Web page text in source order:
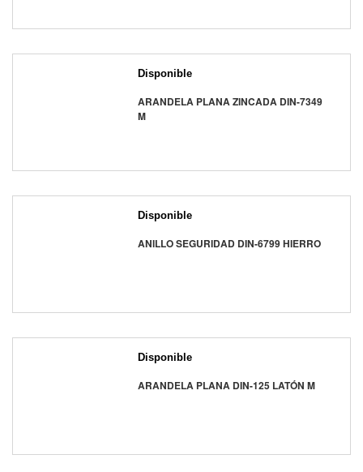
Disponible
ARANDELA PLANA ZINCADA DIN-7349
M
Disponible
ANILLO SEGURIDAD DIN-6799 HIERRO
Disponible
ARANDELA PLANA DIN-125 LATÓN M